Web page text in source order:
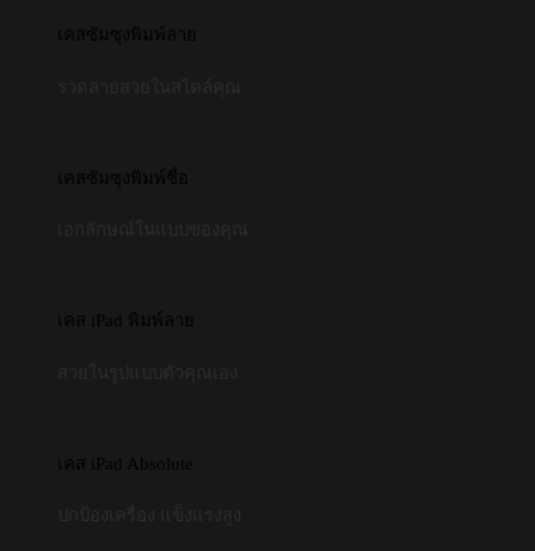
เคสซัมซุงพิมพ์ลาย
เคสซัมซุงพิมพ์ชื่อ
เคส iPad พิมพ์ลาย
เคส iPad Absolute